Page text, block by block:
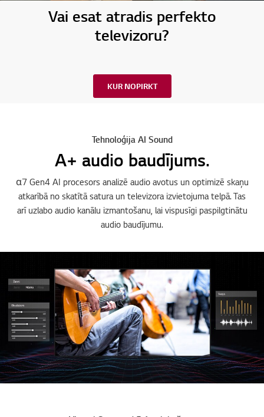
Vai esat atradis perfekto
televizoru?
KUR NOPIRKT
Tehnoloģija AI Sound
A+ audio baudījums.
α7 Gen4 AI procesors analizē audio avotus un optimizē skaņu
atkarībā no skatītā satura un televizora izvietojuma telpā. Tas
arī uzlabo audio kanālu izmantošanu, lai vispusīgi paspilgtinātu
audio baudījumu.